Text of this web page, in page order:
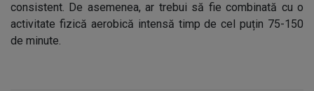
consistent. De asemenea, ar trebui să fie combinată cu o
activitate fizică aerobică intensă timp de cel puțin 75-150
de minute.